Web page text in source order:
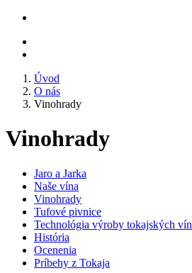
Úvod
O nás
Vinohrady
Vinohrady
Jaro a Jarka
Naše vína
Vinohrady
Tufové pivnice
Technológia výroby tokajských vín
História
Ocenenia
Príbehy z Tokaja